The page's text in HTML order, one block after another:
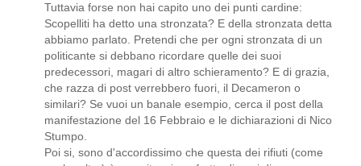
Tuttavia forse non hai capito uno dei punti cardine:
Scopelliti ha detto una stronzata? E della stronzata detta
abbiamo parlato. Pretendi che per ogni stronzata di un
politicante si debbano ricordare quelle dei suoi
predecessori, magari di altro schieramento? E di grazia,
che razza di post verrebbero fuori, il Decameron o
similari? Se vuoi un banale esempio, cerca il post della
manifestazione del 16 Febbraio e le dichiarazioni di Nico
Stumpo.
Poi si, sono d'accordissimo che questa dei rifiuti (come